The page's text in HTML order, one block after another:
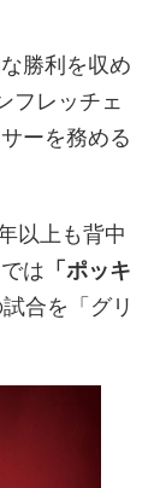
勝利を収め
フレッチェ
ーを務める
以上も背中
は 「ポッキ
合を「グリ